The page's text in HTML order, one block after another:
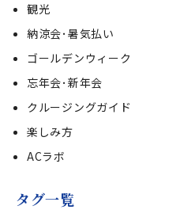
観光
納涼会･暑気払い
ゴールデンウィーク
忘年会･新年会
クルージングガイド
楽しみ方
ACラボ
タグ一覧